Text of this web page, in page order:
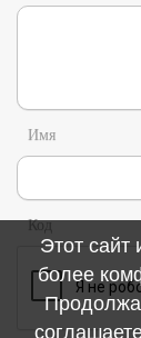
Имя
Код
Этот сайт
более